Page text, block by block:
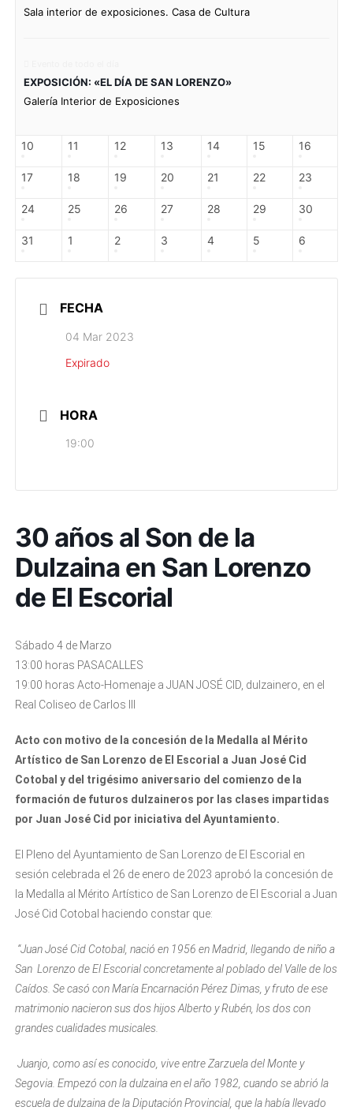
Sala interior de exposiciones. Casa de Cultura
EXPOSICIÓN: «EL DÍA DE SAN LORENZO»
Galería Interior de Exposiciones
10 11 12 13 14 15 16
17 18 19 20 21 22 23
24 25 26 27 28 29 30
31 1 2 3 4 5 6
FECHA
04 Mar 2023
Expirado
HORA
19:00
30 años al Son de la
Dulzaina en San Lorenzo
de El Escorial
Sábado 4 de Marzo
13:00 horas PASACALLES
19:00 horas Acto-Homenaje a JUAN JOSÉ CID, dulzainero, en el
Real Coliseo de Carlos III
Acto con motivo de la concesión de la Medalla al Mérito
Artístico de San Lorenzo de El Escorial a Juan José Cid
Cotobal y del trigésimo aniversario del comienzo de la
formación de futuros dulzaineros por las clases impartidas
por Juan José Cid por iniciativa del Ayuntamiento.
El Pleno del Ayuntamiento de San Lorenzo de El Escorial en
sesión celebrada el 26 de enero de 2023 aprobó la concesión de
la Medalla al Mérito Artístico de San Lorenzo de El Escorial a Juan
José Cid Cotobal haciendo constar que:
“Juan José Cid Cotobal, nació en 1956 en Madrid, llegando de niño a
San Lorenzo de El Escorial concretamente al poblado del Valle de los
Caídos. Se casó con María Encarnación Pérez Dimas, y fruto de ese
matrimonio nacieron sus dos hijos Alberto y Rubén, los dos con
grandes cualidades musicales.
Juanjo, como así es conocido, vive entre Zarzuela del Monte y
Segovia. Empezó con la dulzaina en el año 1982, cuando se abrió la
escuela de dulzaina de la Diputación Provincial, que la había llevado